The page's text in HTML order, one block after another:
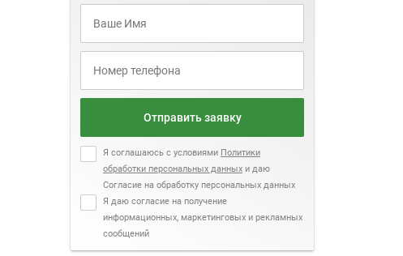
Отправить заявку
Я соглашаюсь с условиями Политики
обработки персональных данных и даю
Согласие на обработку персональных данных
Я даю согласие на получение
информационных, маркетинговых и рекламных
сообщений